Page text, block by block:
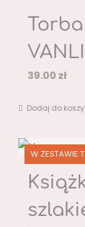
39.00 zł
Dodaj do
W ZESTAWIE